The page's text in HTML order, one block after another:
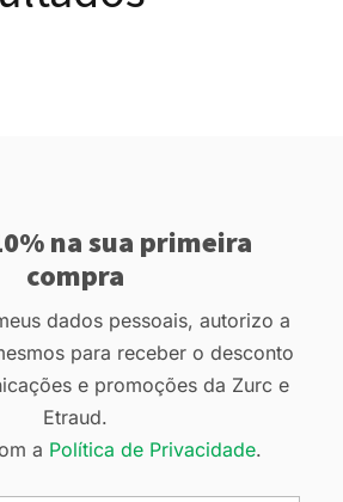
na sua primeira
compra
dados pessoais, autorizo a
para receber o desconto
e promoções da Zurc e
Etraud.
a Política de Privacidade.